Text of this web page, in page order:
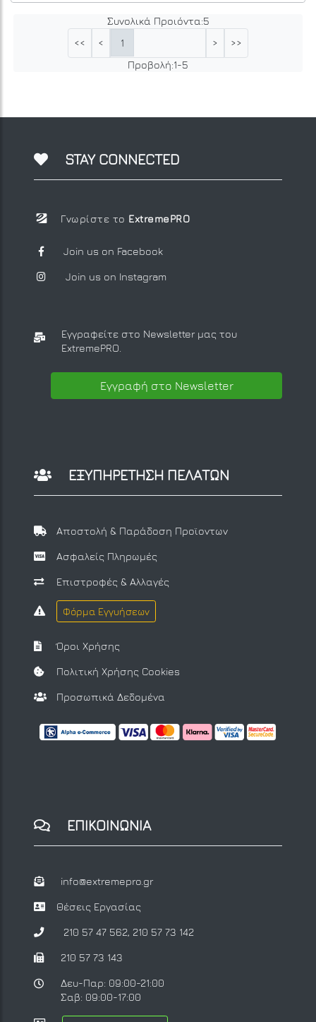
Συνολικά Προιόντα:5
<<
< 1 >
>>
Προβολή:1-5
STAY CONNECTED
Γνωρίστε το ExtremePRO
Join us on Facebook
Join us on Instagram
Εγγραφείτε στο Newsletter μας του
ExtremePRO.
Εγγραφή στο Newsletter
ΕΞΥΠΗΡΕΤΗΣΗ ΠΕΛΑΤΩΝ
Αποστολή & Παράδοση Προϊοντων
Ασφαλείς Πληρωμές
Επιστροφές & Αλλαγές
Φόρμα Εγγυήσεων
Όροι Χρήσης
Πολιτική Χρήσης Cookies
Προσωπικά Δεδομένα
ΕΠΙΚΟΙΝΩΝΙΑ
info@extremepro.gr
Θέσεις Εργασίας
210 57 47 562, 210 57 73 142
210 57 73 143
Δευ-Παρ: 09:00-21:00
Σαβ: 09:00-17:00